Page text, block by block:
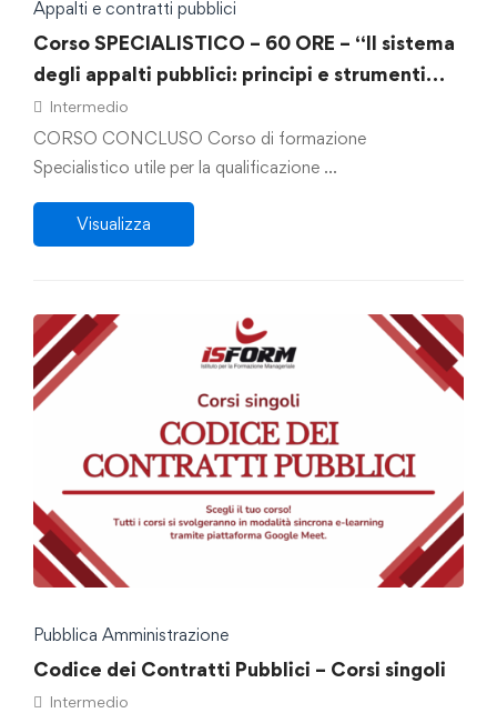
Appalti e contratti pubblici
Corso SPECIALISTICO – 60 ORE – “Il sistema
degli appalti pubblici: principi e strumenti
operativi”
Intermedio
CORSO CONCLUSO Corso di formazione
Specialistico utile per la qualificazione …
Visualizza
Pubblica Amministrazione
Codice dei Contratti Pubblici – Corsi singoli
Intermedio